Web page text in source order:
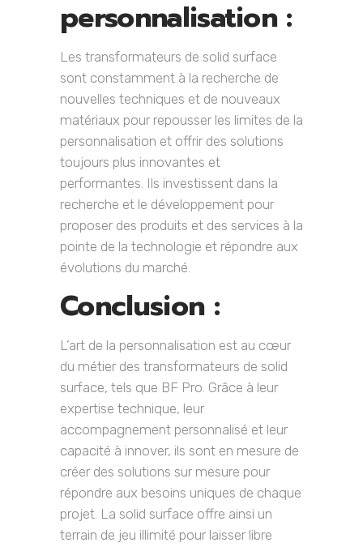
personnalisation :
Les transformateurs de solid surface
sont constamment à la recherche de
nouvelles techniques et de nouveaux
matériaux pour repousser les limites de la
personnalisation et offrir des solutions
toujours plus innovantes et
performantes. Ils investissent dans la
recherche et le développement pour
proposer des produits et des services à la
pointe de la technologie et répondre aux
évolutions du marché.
Conclusion :
L’art de la personnalisation est au cœur
du métier des transformateurs de solid
surface, tels que BF Pro. Grâce à leur
expertise technique, leur
accompagnement personnalisé et leur
capacité à innover, ils sont en mesure de
créer des solutions sur mesure pour
répondre aux besoins uniques de chaque
projet. La solid surface offre ainsi un
terrain de jeu illimité pour laisser libre